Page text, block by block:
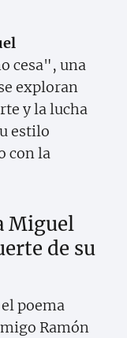
cesa", una
exploran
y la lucha
estilo
con la
Miguel
de su
poema
Ramón